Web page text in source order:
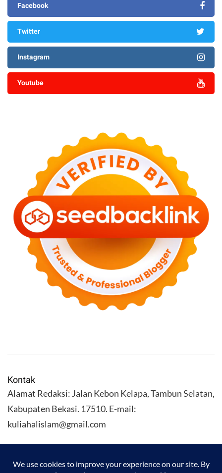
Facebook
Twitter
Instagram
Youtube
Kontak
Alamat Redaksi: Jalan Kebon Kelapa, Tambun Selatan,
Kabupaten Bekasi. 17510. E-mail:
kuliahalislam@gmail.com